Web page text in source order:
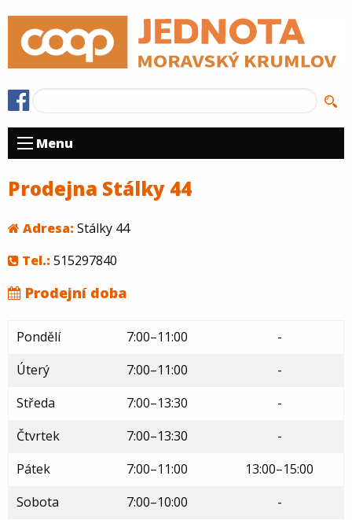
Menu
Prodejna Stálky 44
Adresa: Stálky 44
Tel.: 515297840
Prodejní doba
Pondělí 7:00–11:00
-
Úterý
7:00–11:00
-
Středa
7:00–13:30
-
Čtvrtek
7:00–13:30
-
Pátek
7:00–11:00
13:00–15:00
Sobota
7:00–10:00
-